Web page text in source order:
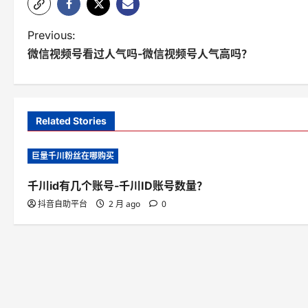
P
o
s
t
n
a
v
i
Previous:
微信视频号看过人气吗-微信视频号人气高吗？
Related Stories
巨量千川粉丝在哪购买
千川id有几个账号-千川ID账号数量？
抖音自助平台 2 月 ago 0